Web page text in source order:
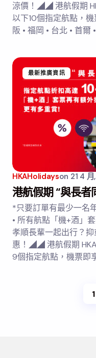
涼價！◢◢ 港航假期
以下10個指定航點，
阪 • 福岡 • 台北 • 首爾
最新推廣資訊
HKAHolidayson 21 4
港航假期 “與長者
*只要訂單有最少一名
• 所有航點「機+酒」
孝順長輩一起出行？
惠！◢◢ 港航假期
9個指定航點，機票即
1